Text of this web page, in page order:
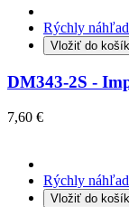
Rýchly náhľad
Vložiť do
DM343-2S -
7,60 €
Rýchly náhľad
Vložiť do